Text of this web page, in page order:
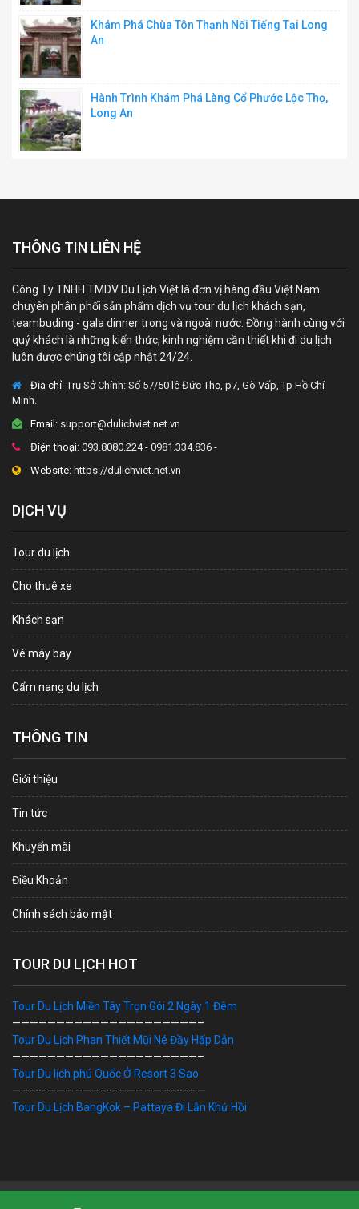
Khám Phá Chùa Tôn Thạnh Nổi Tiếng Tại Long
An
Hành Trình Khám Phá Làng Cổ Phước Lộc Thọ,
Long An
THÔNG TIN LIÊN HỆ
Công Ty TNHH TMDV Du Lịch Việt là đơn vị hàng đầu Việt Nam
chuyên phân phối sản phẩm dịch vụ tour du lịch khách sạn,
teambuding - gala dinner trong và ngoài nước. Đồng hành cùng với
quý khách là những kiến thức, kinh nghiệm cần thiết khi đi du lịch
luôn được chúng tôi cập nhật 24/24.
Địa chỉ:Trụ Sở Chính: Số 57/50 lê Đức Thọ, p7, Gò Vấp, Tp Hồ Chí
Minh.
Email: support@dulichviet.net.vn
Điện thoại: 093.8080.224 - 0981.334.836 -
Website: https://dulichviet.net.vn
DỊCH VỤ
Tour du lịch
Cho thuê xe
Khách sạn
Vé máy bay
Cẩm nang du lịch
THÔNG TIN
Giới thiệu
Tin tức
Khuyến mãi
Điều Khoản
Chính sách bảo mật
TOUR DU LỊCH HOT
Tour Du Lịch Miền Tây Trọn Gói 2 Ngày 1 Đêm
—————————————————————–
Tour Du Lịch Phan Thiết Mũi Né Đầy Hấp Dẫn
—————————————————————–
Tour Du lịch phú Quốc Ở Resort 3 Sao
——————————————————————
Tour Du Lịch BangKok – Pattaya Đi Lẫn Khứ Hồi